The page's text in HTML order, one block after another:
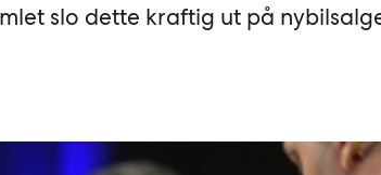
slo dette kraftig ut på